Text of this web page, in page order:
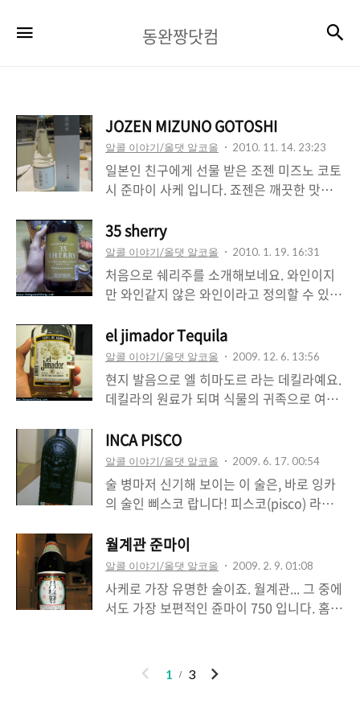
완
컴
동완짱닷컴
JOZEN MIZUNO GOTOSHI
알콜 이야기/올댓 알코올 2010. 11. 14. 23:23
일본인 친구에게 선물 받은 조젠 미즈노 코토
시 준마이 사케 입니다. 죠젠은 깨끗한 맛으
가타 현에서 주조하고 있죠. 덕분에 눈처럼
백색의 투명하고도 깨끗한 맛을 보여준다는
컨셉으로 판매중인 사케입니다. 정미율은
60%로 40% 쌀을 깎아서 만들고 있는 긴조
급의 준마이입니다. 도수는 14도로 높지 않은
편이라 일본 여성들에게도 꽤 인기가 높은 편
이라고 하는데요. 물 보다 좋은 것은 없다는
정신으로 깔끔한 물로 승부를 합니다. 국내
사케바 등에서는 7-10만원선에 판매중입니
다만 일본 현지에서는 그리 비싸지는 않습니
35 sherry
알콜 이야기/올댓 알코올 2010. 1. 19. 16:31
처음으로 쉐리주를 소개해보네요. 와인이지
만 와인같지 않은 와인이라고 정의할 수 있는
다. 보통 화이트 와인인데요. 요놈처럼 빨간
색이 날 수도 있습니다. 알콜 도수는 무려 20
도 입니다. 와인치고는 상당히 높죠. 요놈은
유명한 와인산지인 오카나간 밸리에서 재배
되는데, 그래서 BC주에서는 가격도 상당히
저렴합니다. 한 병에 8천원에 구입했습니다.
보통 셰리가 18도 이하인데 요 녀석은 다소
높은 편입니다. 그럼에도 불구하고 많이 독하
다는 생각은 들지 않고요. 에피타이저와 함께
시작하면 딱 좋을 녀석이죠. 셰리주 답게 시
줬던...
el jimador Tequila
알콜 이야기/올댓 알코올 2009. 12. 6. 13:56
현지 발음으로 엘 히마도르 라는 데킬라예요.
데킬라의 원료가 되며 식물의 귀족으로 여겨
데요. 프랑스에서 수입된 오크통 속에 숙성시
키고, 이 오크통의 나무재질과의 상호작용으
로 특별한 맛을 냅니다. 보통의 데킬라보다
다소 부드러운 편이고 목넘김이 좋습니다. 멕
시코에서 가장 많이 먹는 데킬라 라고 보면
됩니다. 우리나라로 보면 참이슬? ;; 멕시코
친구의 아버님이 주신 선물이었는데, 정말 잘
마셨던 기억이 나네요. 도수는 35도.
INCA PISCO
알콜 이야기/올댓 알코올 2009. 6. 17. 00:54
술 병마저 신기해 보이는 이 술은, 바로 잉카
의 술인 삐스코 랍니다! 피스코(pisco) 라는
브랜디와 일맥상통한다고 할까요? 어쨌거니
요놈을 이용해서 그 유명한 거품 칵테일인 페
루의 피스코 샤워(PISCO SOUR)를 칵테일할
수 있습니다. (이 술에 라임 혹은 레몬즙, 계란
흰자와 설탕시럽, 그리고 얼음으로 믹스하면
역꾸역 남미를 돌고돌아 들고 왔다는;;; 삐스
월계관 준마이
알콜 이야기/올댓 알코올 2009. 2. 9. 01:08
사케로 가장 유명한 술이죠. 월계관... 그 중에
서도 가장 보편적인 쥰마이 750 입니다. 홈플
요. 원/엔 환율이 너무 올라서요. 이미 이마트
에는 30%정도 상승한 사케가 즐비하더라고
이
1 3
다